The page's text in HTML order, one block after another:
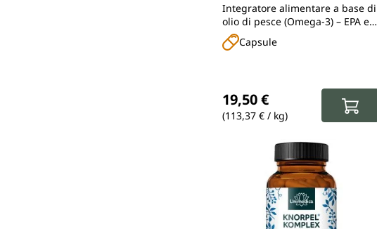
sostenibile - 1.000 mg per
dose giornaliera (1 capsula)
- 120 capsule molli - di
Integratore alimentare a base di
olio di pesce (Omega-3) – EPA e
DHA in forma trigliceridica
naturale
Capsule
19,50 €
(113,37 € / kg)